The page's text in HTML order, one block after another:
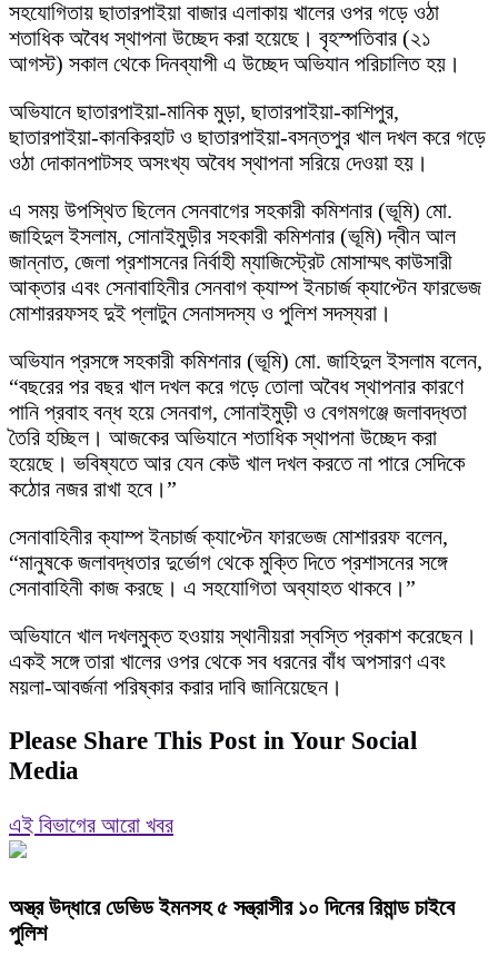
সহযোগিতায় ছাতারপাইয়া বাজার এলাকায় খালের ওপর গড়ে ওঠা
শতাধিক অবৈধ স্থাপনা উচ্ছেদ করা হয়েছে। বৃহস্পতিবার (২১
আগস্ট) সকাল থেকে দিনব্যাপী এ উচ্ছেদ অভিযান পরিচালিত হয়।
অভিযানে ছাতারপাইয়া-মানিক মুড়া, ছাতারপাইয়া-কাশিপুর,
ছাতারপাইয়া-কানকিরহাট ও ছাতারপাইয়া-বসন্তপুর খাল দখল করে গড়ে
ওঠা দোকানপাটসহ অসংখ্য অবৈধ স্থাপনা সরিয়ে দেওয়া হয়।
এ সময় উপস্থিত ছিলেন সেনবাগের সহকারী কমিশনার (ভূমি) মো.
জাহিদুল ইসলাম, সোনাইমুড়ীর সহকারী কমিশনার (ভূমি) দ্বীন আল
জান্নাত, জেলা প্রশাসনের নির্বাহী ম্যাজিস্ট্রেট মোসাম্মৎ কাউসারী
আক্তার এবং সেনাবাহিনীর সেনবাগ ক্যাম্প ইনচার্জ ক্যাপ্টেন ফারভেজ
মোশাররফসহ দুই প্লাটুন সেনাসদস্য ও পুলিশ সদস্যরা।
অভিযান প্রসঙ্গে সহকারী কমিশনার (ভূমি) মো. জাহিদুল ইসলাম বলেন,
“বছরের পর বছর খাল দখল করে গড়ে তোলা অবৈধ স্থাপনার কারণে
পানি প্রবাহ বন্ধ হয়ে সেনবাগ, সোনাইমুড়ী ও বেগমগঞ্জে জলাবদ্ধতা
তৈরি হচ্ছিল। আজকের অভিযানে শতাধিক স্থাপনা উচ্ছেদ করা
হয়েছে। ভবিষ্যতে আর যেন কেউ খাল দখল করতে না পারে সেদিকে
কঠোর নজর রাখা হবে।”
সেনাবাহিনীর ক্যাম্প ইনচার্জ ক্যাপ্টেন ফারভেজ মোশাররফ বলেন,
“মানুষকে জলাবদ্ধতার দুর্ভোগ থেকে মুক্তি দিতে প্রশাসনের সঙ্গে
সেনাবাহিনী কাজ করছে। এ সহযোগিতা অব্যাহত থাকবে।”
অভিযানে খাল দখলমুক্ত হওয়ায় স্থানীয়রা স্বস্তি প্রকাশ করেছেন।
একই সঙ্গে তারা খালের ওপর থেকে সব ধরনের বাঁধ অপসারণ এবং
ময়লা-আবর্জনা পরিষ্কার করার দাবি জানিয়েছেন।
Please Share This Post in Your Social
Media
এই বিভাগের আরো খবর
অস্ত্র উদ্ধারে ডেভিড ইমনসহ ৫ সন্ত্রাসীর ১০ দিনের রিমান্ড চাইবে
পুলিশ